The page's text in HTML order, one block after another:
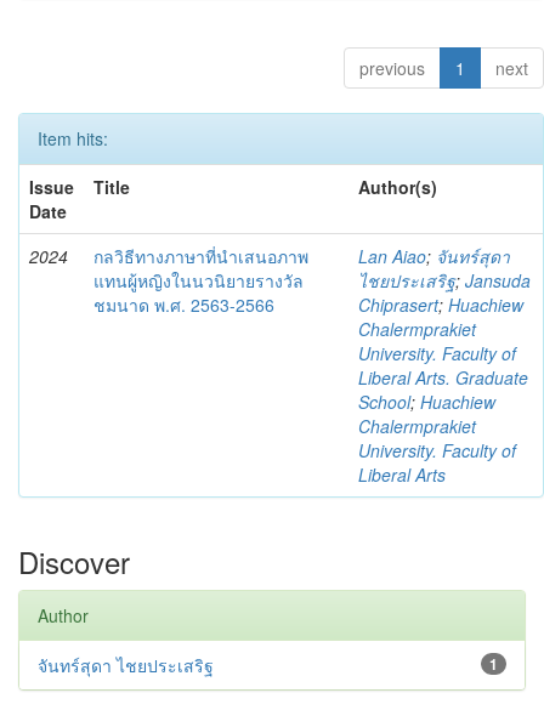
previous 1 next
Item hits:
Issue
Date
Title Author(s)
2024
กลวิธีทางภาษาที่นำเสนอภาพ
แทนผู้หญิงในนวนิยายรางวัล
ชมนาด พ.ศ. 2563-2566
Lan Aiao; จันทร์สุดา
ไชยประเสริฐ; Jansuda
Chiprasert; Huachiew
Chalermprakiet
University. Faculty of
Liberal Arts. Graduate
School; Huachiew
Chalermprakiet
University. Faculty of
Liberal Arts
Discover
Author
1
จันทร์สุดา ไชยประเสริฐ